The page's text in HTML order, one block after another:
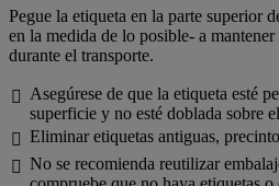
Pegue la etiqueta en la parte superior
en la medida de lo posible- a
durante el transporte.

Asegúrese de que la etiqueta esté
superficie y no esté doblada sobre
 Eliminar etiquetas antiguas,
 No se recomienda reutilizar